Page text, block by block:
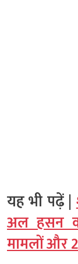
यह भी पढ़ें |
अल हसन
मामलों और